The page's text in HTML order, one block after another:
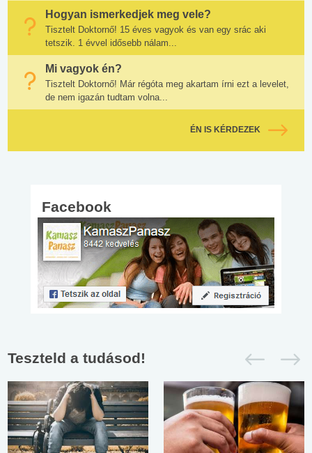
Hogyan ismerkedjek meg vele?
Tisztelt Doktornő! 15 éves vagyok és van egy srác aki
tetszik. 1 évvel idősebb nálam...
Mi vagyok én?
Tisztelt Doktornő! Már régóta meg akartam írni ezt a levelet,
de nem igazán tudtam volna...
ÉN IS KÉRDEZEK
Facebook
Teszteld a tudásod!